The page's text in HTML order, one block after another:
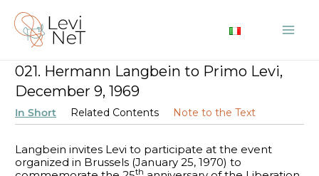
Skip
content
021. Hermann Langbein to Primo Levi,
December 9, 1969
In Short Related Contents Note to the Text
Langbein invites Levi to participate at the event
organized in Brussels (January 25, 1970) to
th